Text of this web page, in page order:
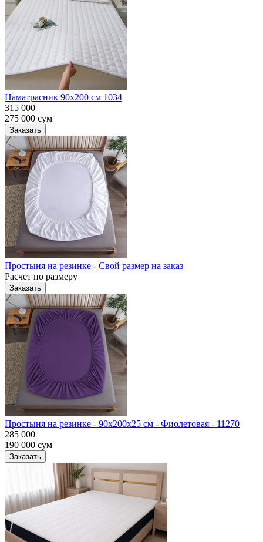
Наматрасник 90х200 см 1034
315 000
275 000 сум
Заказать
Простыня на резинке - Свой размер на заказ
Расчет по размеру
Заказать
Простыня на резинке - 90x200x25 cм - Фиолетовая - 11270
285 000
190 000 сум
Заказать